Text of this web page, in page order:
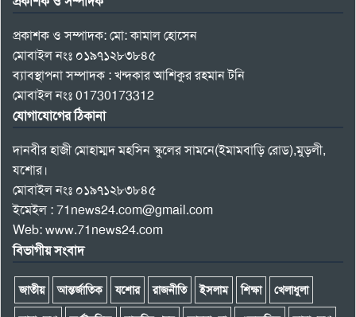
প্রকাশক ও সম্পাদক: মো: কামাল হোসেন
মোবাইল নংঃ ০১৯৭১২৮৩৮৪৫
ব্যাবস্থাপনা সম্পাদক : খন্দকার আশিকুর রহমান টনি
মোবাইল নংঃ 01730173312
যোগাযোগের ঠিকানা
দানবীর হাজী মোহাম্মদ মহসিন স্কুলের সামনে(ইমামবাড়ি রোড),মুড়লী,
যশোর।
মোবাইল নংঃ ০১৯৭১২৮৩৮৪৫
ইমেইল : 71news24.com@gmail.com
Web: www.71news24.com
বিভাগীয় সংবাদ
জাতীয় আন্তর্জাতিক যশোর রাজনীতি ইসলাম শিক্ষা খেলাধুলা